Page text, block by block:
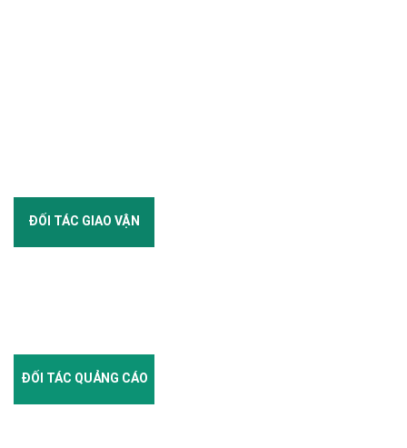
ĐỐI TÁC GIAO VẬN
ĐỐI TÁC QUẢNG CÁO